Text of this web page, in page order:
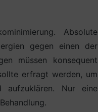
Absolute
gegen einen der
müssen konsequent
erfragt werden, um
aufzuklären. Nur eine